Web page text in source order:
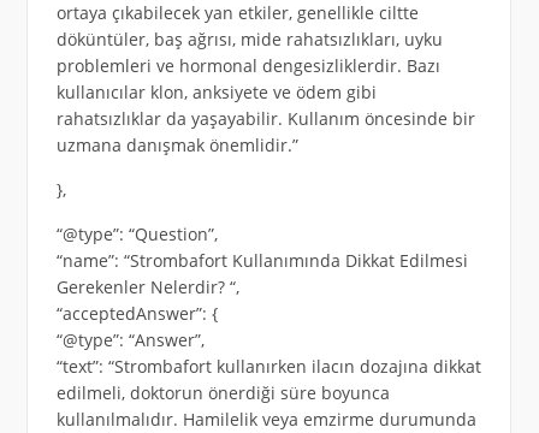
ortaya çıkabilecek yan etkiler, genellikle ciltte
döküntüler, baş ağrısı, mide rahatsızlıkları, uyku
problemleri ve hormonal dengesizliklerdir. Bazı
kullanıcılar klon, anksiyete ve ödem gibi
rahatsızlıklar da yaşayabilir. Kullanım öncesinde bir
uzmana danışmak önemlidir.”
},
“@type”: “Question”,
“name”: “Strombafort Kullanımında Dikkat Edilmesi
Gerekenler Nelerdir? “,
“acceptedAnswer”: {
“@type”: “Answer”,
“text”: “Strombafort kullanırken ilacın dozajına dikkat
edilmeli, doktorun önerdiği süre boyunca
kullanılmalıdır. Hamilelik veya emzirme durumunda